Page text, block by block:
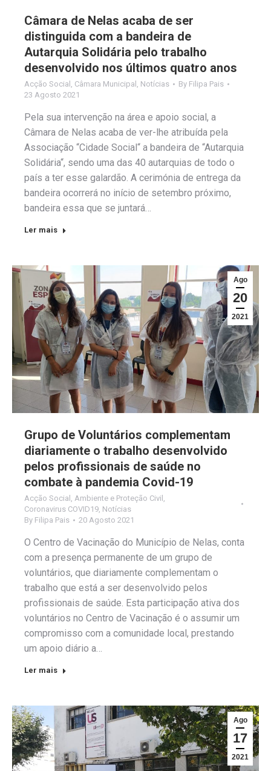
Câmara de Nelas acaba de ser
distinguida com a bandeira de
Autarquia Solidária pelo trabalho
desenvolvido nos últimos quatro anos
Acção Social , Câmara Municipal , Notícias By Filipa Pais
23 Agosto 2021
Pela sua intervenção na área e apoio social, a
Câmara de Nelas acaba de ver-lhe atribuída pela
Associação “Cidade Social“ a bandeira de “Autarquia
Solidária“, sendo uma das 40 autarquias de todo o
país a ter esse galardão. A cerimónia de entrega da
bandeira ocorrerá no início de setembro próximo,
bandeira essa que se juntará…
Ler mais
Ago
20
2021
Grupo de Voluntários complementam
diariamente o trabalho desenvolvido
pelos profissionais de saúde no
combate à pandemia Covid-19
Acção Social , Ambiente e Proteção Civil ,
Coronavirus COVID19, Notícias
By Filipa Pais 20 Agosto 2021
O Centro de Vacinação do Município de Nelas, conta
com a presença permanente de um grupo de
voluntários, que diariamente complementam o
trabalho que está a ser desenvolvido pelos
profissionais de saúde. Esta participação ativa dos
voluntários no Centro de Vacinação é o assumir um
compromisso com a comunidade local, prestando
um apoio diário a…
Ler mais
Ago
17
2021